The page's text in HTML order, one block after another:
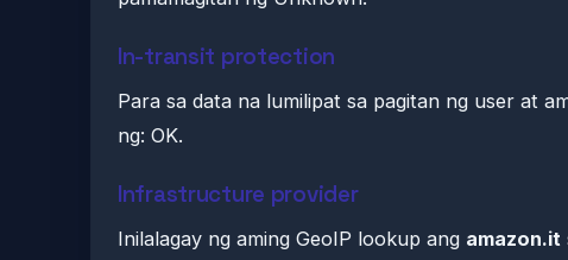
In-transit protection
Para sa data na lumilipat sa pagitan ng user at
ng: OK.
Infrastructure provider
Inilalagay ng aming GeoIP lookup ang amazon.it